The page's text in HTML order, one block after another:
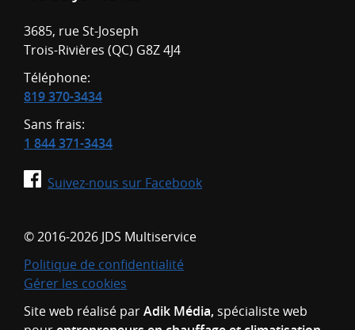
3685, rue St-Joseph
Trois-Rivières (QC) G8Z 4J4
Téléphone:
819 370-3434
Sans frais:
1 844 371-3434
Suivez-nous sur Facebook
© 2016-2026 JDS Multiservice
Politique de confidentialité
Gérer les cookies
Site web réalisé parAdik Média, spécialiste web